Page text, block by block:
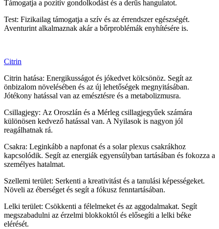
Támogatja a pozitív gondolkodást és a derűs hangulatot.
Test: Fizikailag támogatja a szív és az érrendszer egészségét.
Aventurint alkalmaznak akár a bőrproblémák enyhítésére is.
Citrin
Citrin hatása: Energikusságot és jókedvet kölcsönöz. Segít az
önbizalom növelésében és az új lehetőségek megnyitásában.
Jótékony hatással van az emésztésre és a metabolizmusra.
Csillagjegy: Az Oroszlán és a Mérleg csillagjegyűek számára
különösen kedvező hatással van. A Nyilasok is nagyon jól
reagálhatnak rá.
Csakra: Leginkább a napfonat és a solar plexus csakrákhoz
kapcsolódik. Segít az energiák egyensúlyban tartásában és fokozza a
személyes hatalmat.
Szellemi terület: Serkenti a kreativitást és a tanulási képességeket.
Növeli az éberséget és segít a fókusz fenntartásában.
Lelki terület: Csökkenti a félelmeket és az aggodalmakat. Segít
megszabadulni az érzelmi blokkoktól és elősegíti a lelki béke
elérését.